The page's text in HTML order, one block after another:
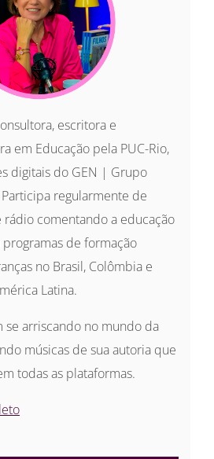
escritora e
em Educação pela PUC-Rio,
digitais do GEN | Grupo
regularmente de
rádio comentando a educação
de formação
no Brasil, Colômbia e
Latina.
se arriscando no mundo da
músicas de sua autoria que
todas as plataformas.